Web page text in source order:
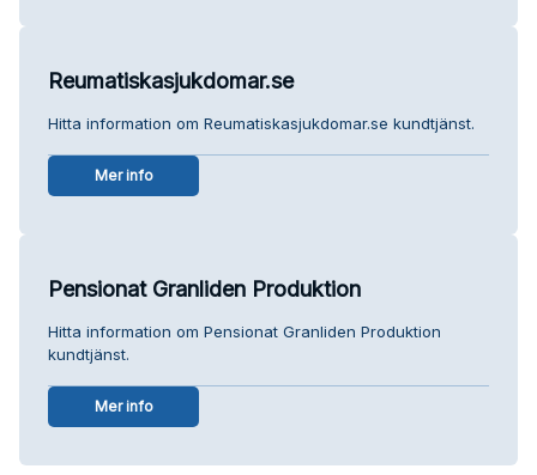
Reumatiskasjukdomar.se
Hitta information om Reumatiskasjukdomar.se kundtjänst.
Mer info
Pensionat Granliden Produktion
Hitta information om Pensionat Granliden Produktion
kundtjänst.
Mer info